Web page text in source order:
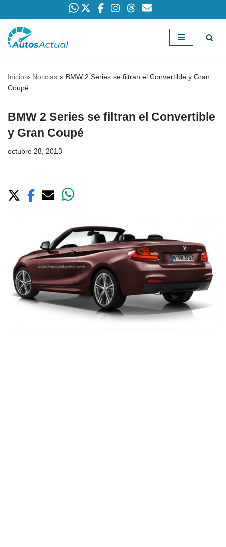
Saltar
Inicio » Noticias » BMW 2 Series se filtran el Convertible y Gran
Coupé
BMW 2 Series se filtran el Convertible
y Gran Coupé
octubre 28, 2013